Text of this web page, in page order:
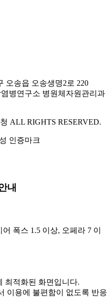
오송읍 오송생명2로 220
병연구소 병원체자원관리과
ALL RIGHTS RESERVED.
내
폭스 1.5 이상, 오페라 7 이
최적화된 화면입니다.
이용에 불편함이 없도록 반응